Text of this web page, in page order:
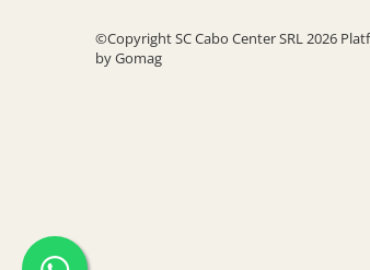
©Copyright SC Cabo Center SRL 2026
by Gomag